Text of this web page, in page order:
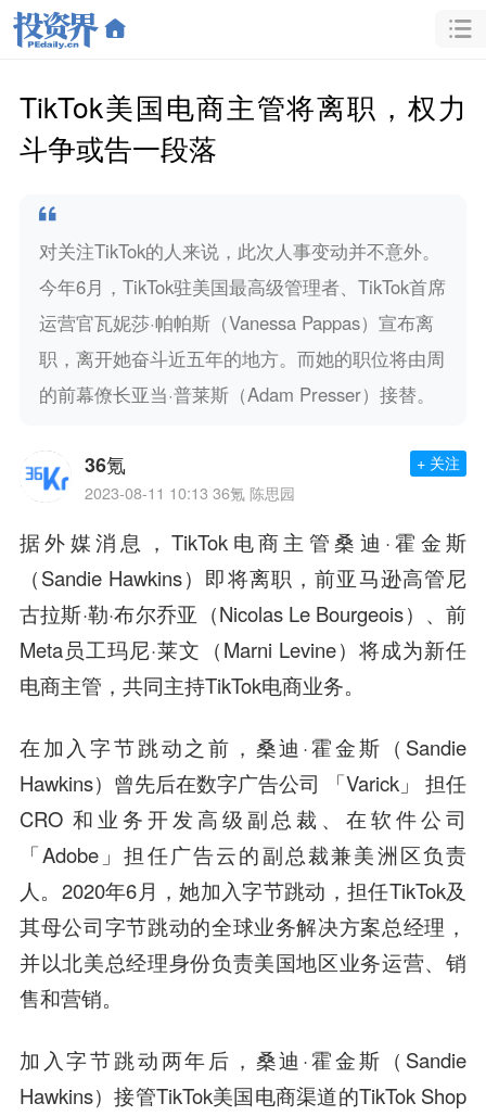
TikTok美国电商主管将离职，权力
斗争或告一段落
对关注TikTok的人来说，此次人事变动并不意外。
今年6月，TikTok驻美国最高级管理者、TikTok首席
运营官瓦妮莎·帕帕斯（Vanessa Pappas）宣布离
职，离开她奋斗近五年的地方。而她的职位将由周
的前幕僚长亚当·普莱斯（Adam Presser）接替。
36氪
2023-08-11 10:13 36氪 陈思园
+ 关注
据外媒消息，TikTok电商主管桑迪·霍金斯
（Sandie Hawkins）即将离职，前亚马逊高管尼
古拉斯·勒·布尔乔亚（Nicolas Le Bourgeois）、前
Meta员工玛尼·莱文（Marni Levine）将成为新任
电商主管，共同主持TikTok电商业务。
在加入字节跳动之前，桑迪·霍金斯（Sandie
Hawkins）曾先后在数字广告公司 「Varick」 担任
CRO 和业务开发高级副总裁、在软件公司
「Adobe」担任广告云的副总裁兼美洲区负责
人。2020年6月，她加入字节跳动，担任TikTok及
其母公司字节跳动的全球业务解决方案总经理，
并以北美总经理身份负责美国地区业务运营、销
售和营销。
加入字节跳动两年后，桑迪·霍金斯（Sandie
Hawkins）接管TikTok美国电商渠道的TikTok Shop